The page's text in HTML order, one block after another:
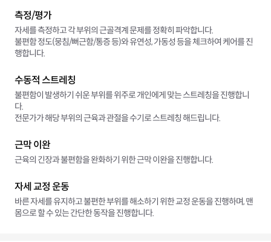
측정/평가
자세를 측정하고 각 부위의 근골격계 문제를 정확히 파악합니다.
불편함 정도(뭉침/뻐근함/통증 등)와 유연성, 가동성 등을 체크하여 케어를 진
행합니다.
수동적 스트레칭
불편함이 발생하기 쉬운 부위를 위주로 개인에게 맞는 스트레칭을 진행합니
다.
전문가가 해당 부위의 근육과 관절을 수기로 스트레칭 해드립니다.
근막 이완
근육의 긴장과 불편함을 완화하기 위한 근막 이완을 진행합니다.
자세 교정 운동
바른 자세를 유지하고 불편한 부위를 해소하기 위한 교정 운동을 진행하며, 맨
몸으로 할 수 있는 간단한 동작을 진행합니다.